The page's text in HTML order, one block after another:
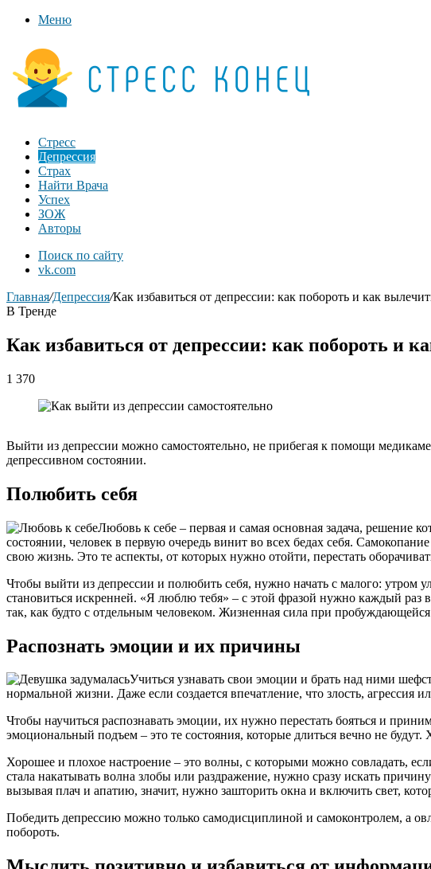
Меню
Стресс
Депрессия
Страх
Найти Врача
Успех
ЗОЖ
Авторы
Поиск по сайту
vk.com
Главная/Депрессия/Как избавиться от депрессии: как побороть и как
В Тренде
Как избавиться от депрессии: как побороть и
1 370
Выйти из депрессии можно самостоятельно, не прибегая к помощи
депрессивном состоянии.
Полюбить себя
Любовь к себе – первая и самая основная задача, решение
состоянии, человек в первую очередь винит во всех бедах себя.
свою жизнь. Это те аспекты, от которых нужно отойти, перестать
Чтобы выйти из депрессии и полюбить себя, нужно начать с малого: утром
становиться искренней. «Я люблю тебя» – с этой фразой нужно каждый раз
так, как будто с отдельным человеком. Жизненная сила при
Распознать эмоции и их причины
Учиться узнавать свои эмоции и брать над ними
нормальной жизни. Даже если создается впечатление, что злость,
Чтобы научиться распознавать эмоции, их нужно перестать бояться и
эмоциональный подъем – это те состояния, которые длиться вечно не
Хорошее и плохое настроение – это волны, с которыми можно совладать,
стала накатывать волна злобы или раздражение, нужно сразу искать
вызывая плач и апатию, значит, нужно зашторить окна и включить свет,
Победить депрессию можно только самодисциплиной и самоконтролем, а
побороть.